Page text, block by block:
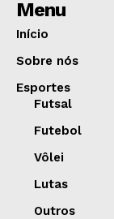
Menu
Início
Sobre nós
Esportes
Futsal
Futebol
Vôlei
Lutas
Outros